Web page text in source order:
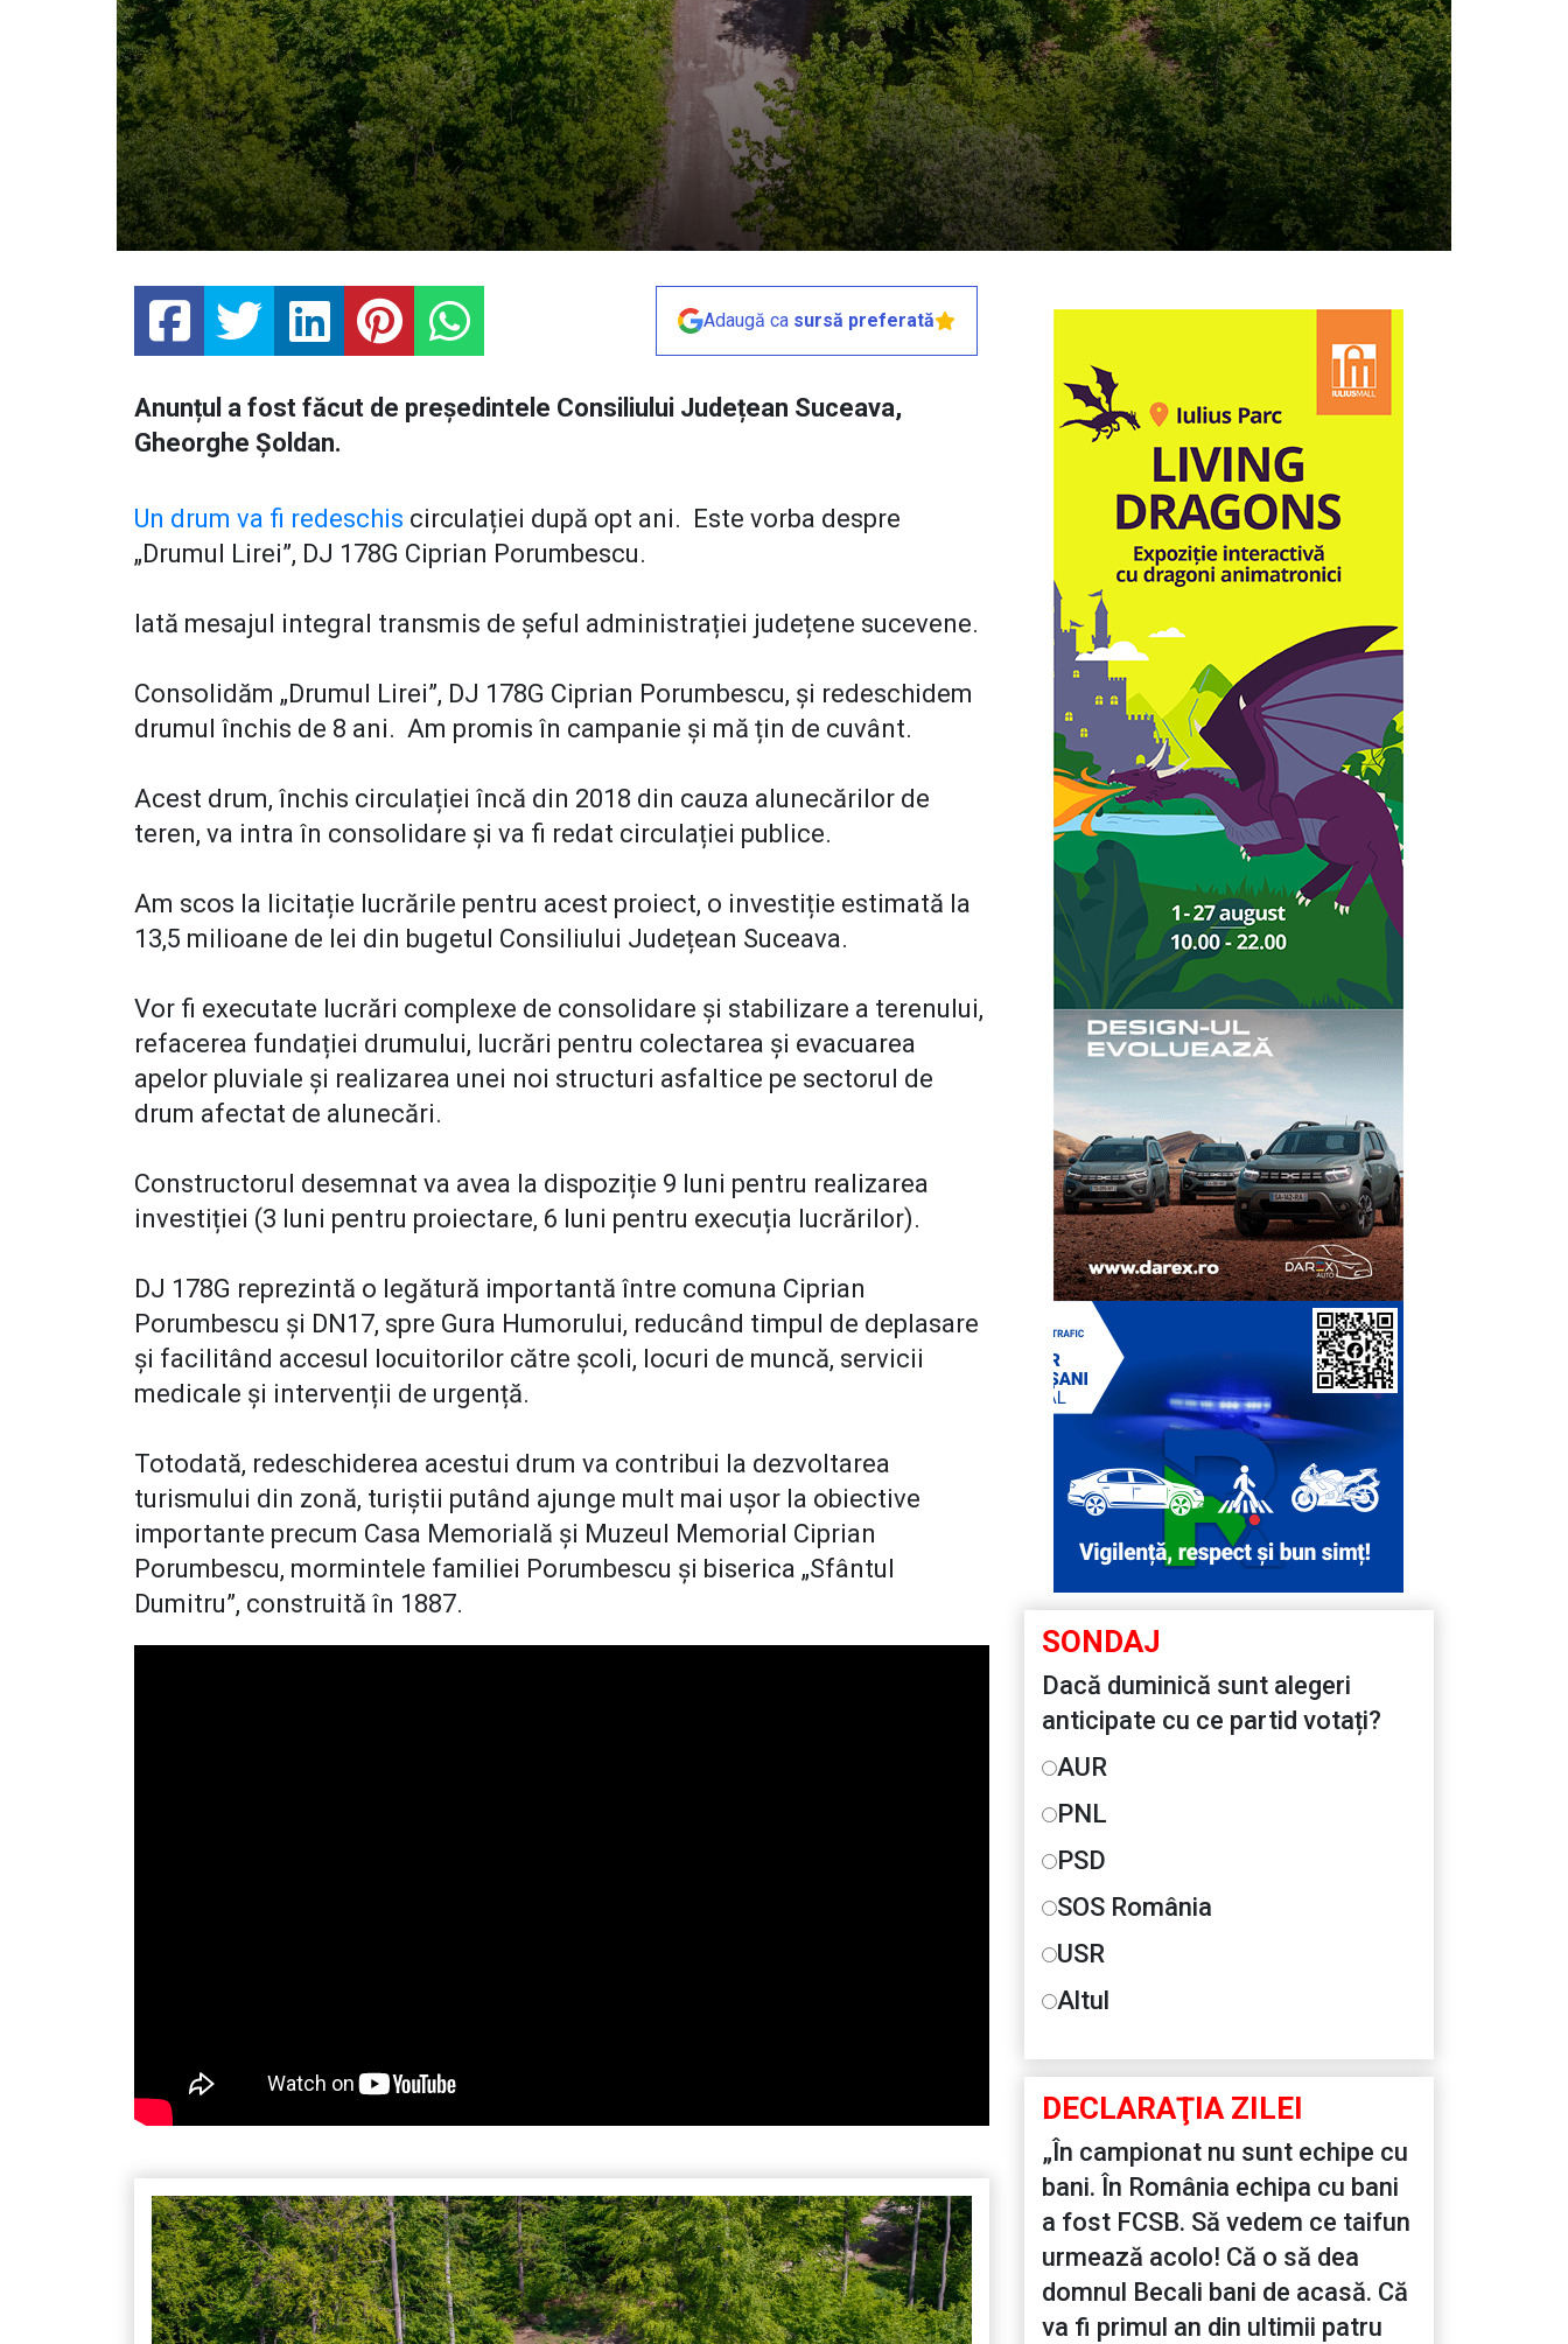
Adaugă ca sursă preferată
Anunțul a fost făcut de președintele Consiliului Județean Suceava,
Gheorghe Șoldan.
Un drum va fi redeschis circulației după opt ani. Este vorba despre
„Drumul Lirei”, DJ 178G Ciprian Porumbescu.
Iată mesajul integral transmis de șeful administrației județene sucevene.
Consolidăm „Drumul Lirei”, DJ 178G Ciprian Porumbescu, și redeschidem
drumul închis de 8 ani. Am promis în campanie și mă țin de cuvânt.
Acest drum, închis circulației încă din 2018 din cauza alunecărilor de
teren, va intra în consolidare și va fi redat circulației publice.
Am scos la licitație lucrările pentru acest proiect, o investiție estimată la
13,5 milioane de lei din bugetul Consiliului Județean Suceava.
Vor fi executate lucrări complexe de consolidare și stabilizare a terenului,
refacerea fundației drumului, lucrări pentru colectarea și evacuarea
apelor pluviale și realizarea unei noi structuri asfaltice pe sectorul de
drum afectat de alunecări.
Constructorul desemnat va avea la dispoziție 9 luni pentru realizarea
investiției (3 luni pentru proiectare, 6 luni pentru execuția lucrărilor).
DJ 178G reprezintă o legătură importantă între comuna Ciprian
Porumbescu și DN17, spre Gura Humorului, reducând timpul de deplasare
și facilitând accesul locuitorilor către școli, locuri de muncă, servicii
medicale și intervenții de urgență.
Totodată, redeschiderea acestui drum va contribui la dezvoltarea
turismului din zonă, turiștii putând ajunge mult mai ușor la obiective
importante precum Casa Memorială și Muzeul Memorial Ciprian
Porumbescu, mormintele familiei Porumbescu și biserica „Sfântul
Dumitru”, construită în 1887.
SONDAJ
Dacă duminică sunt alegeri
anticipate cu ce partid votați?
AUR
PNL
PSD
SOS România
USR
Altul
DECLARAŢIA ZILEI
„În campionat nu sunt echipe cu
bani. În România echipa cu bani
a fost FCSB. Să vedem ce taifun
urmează acolo! Că o să dea
domnul Becali bani de acasă. Că
va fi primul an din ultimii patru